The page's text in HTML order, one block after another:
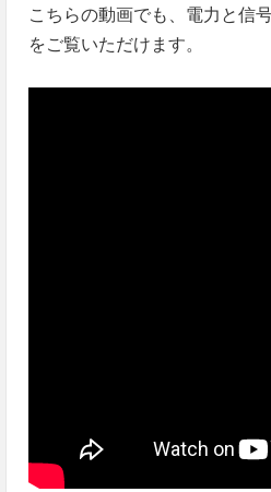
こちらの動画でも、電力と信
をご覧いただけます。